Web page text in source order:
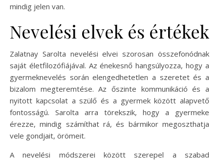
mindig jelen van.
Nevelési elvek és értékek
Zalatnay Sarolta nevelési elvei szorosan összefonódnak
saját életfilozófiájával. Az énekesnő hangsúlyozza, hogy a
gyermeknevelés során elengedhetetlen a szeretet és a
bizalom megteremtése. Az őszinte kommunikáció és a
nyitott kapcsolat a szülő és a gyermek között alapvető
fontosságú. Sarolta arra törekszik, hogy a gyermeke
érezze, mindig számíthat rá, és bármikor megoszthatja
vele gondjait, örömeit.
A nevelési módszerei között szerepel a szabad